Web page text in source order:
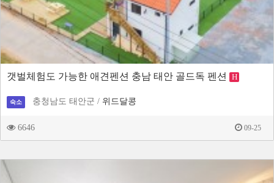
갯벌체험도 가능한 애견펜션 충남 태안 골드독 펜션 H
숙소 충청남도 태안군 / 위드달콩
6646 09-25